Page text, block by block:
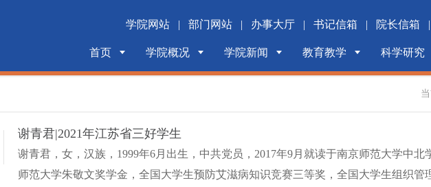
学院网站 | 部门网站 | 办事大厅 | 书记信箱 | 院长信箱 |
首页 学院概况 学院新闻 教育教学 科学研究
谢青君|2021年江苏省三好学生
谢青君，女，汉族，1999年6月出生，中共党员，2017年9月就读于南京师范大学中
师范大学朱敬文奖学金，全国大学生预防艾滋病知识竞赛三等奖，全国大学生组织管